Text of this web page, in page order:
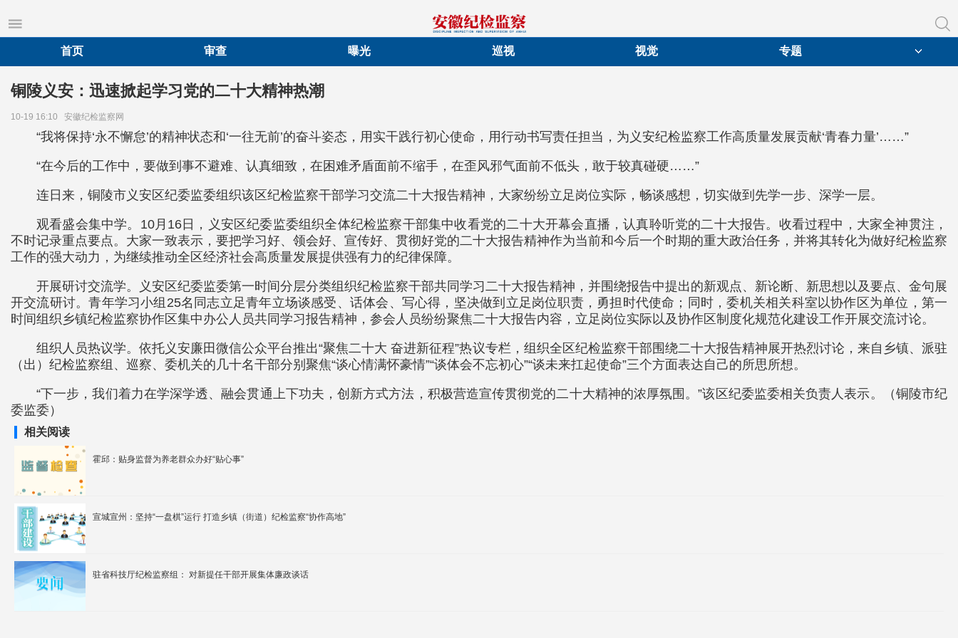
首页
审查 曝光 巡视 视觉 专题
铜陵义安：迅速掀起学习党的二十大精神热潮
10-19 16:10 安徽纪检监察网
“我将保持‘永不懈怠’的精神状态和‘一往无前’的奋斗姿态，用实干践行初心使命，用行动书写责任担当，为义安纪检监察工作高质量发展贡献‘青春力量’……”
“在今后的工作中，要做到事不避难、认真细致，在困难矛盾面前不缩手，在歪风邪气面前不低头，敢于较真碰硬……”
连日来，铜陵市义安区纪委监委组织该区纪检监察干部学习交流二十大报告精神，大家纷纷立足岗位实际，畅谈感想，切实做到先学一步、深学一层。
观看盛会集中学。10月16日，义安区纪委监委组织全体纪检监察干部集中收看党的二十大开幕会直播，认真聆听党的二十大报告。收看过程中，大家全神贯注，
不时记录重点要点。大家一致表示，要把学习好、领会好、宣传好、贯彻好党的二十大报告精神作为当前和今后一个时期的重大政治任务，并将其转化为做好纪检监察
工作的强大动力，为继续推动全区经济社会高质量发展提供强有力的纪律保障。
开展研讨交流学。义安区纪委监委第一时间分层分类组织纪检监察干部共同学习二十大报告精神，并围绕报告中提出的新观点、新论断、新思想以及要点、金句展
开交流研讨。青年学习小组25名同志立足青年立场谈感受、话体会、写心得，坚决做到立足岗位职责，勇担时代使命；同时，委机关相关科室以协作区为单位，第一
时间组织乡镇纪检监察协作区集中办公人员共同学习报告精神，参会人员纷纷聚焦二十大报告内容，立足岗位实际以及协作区制度化规范化建设工作开展交流讨论。
组织人员热议学。依托义安廉田微信公众平台推出“聚焦二十大 奋进新征程”热议专栏，组织全区纪检监察干部围绕二十大报告精神展开热烈讨论，来自乡镇、派驻
（出）纪检监察组、巡察、委机关的几十名干部分别聚焦“谈心情满怀豪情”“谈体会不忘初心”“谈未来扛起使命”三个方面表达自己的所思所想。
“下一步，我们着力在学深学透、融会贯通上下功夫，创新方式方法，积极营造宣传贯彻党的二十大精神的浓厚氛围。”该区纪委监委相关负责人表示。（铜陵市纪
委监委）
相关阅读
霍邱：贴身监督为养老群众办好“贴心事”
宣城宣州：坚持“一盘棋”运行 打造乡镇（街道）纪检监察“协作高地”
驻省科技厅纪检监察组： 对新提任干部开展集体廉政谈话